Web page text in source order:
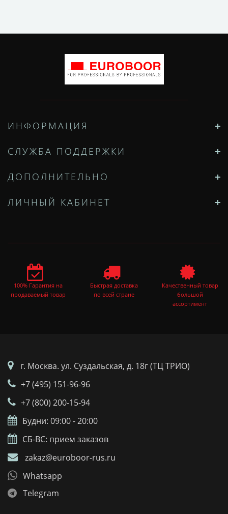
ИНФОРМАЦИЯ
СЛУЖБА ПОДДЕРЖКИ
ДОПОЛНИТЕЛЬНО
ЛИЧНЫЙ КАБИНЕТ
100% Гарантия на
продаваемый товар
Быстрая доставка
по всей стране
Качественный товар
большой
ассортимент
г. Москва. ул. Суздальская, д. 18г (ТЦ ТРИО)
+7 (495) 151-96-96
+7 (800) 200-15-94
Будни: 09:00 - 20:00
СБ-ВС: прием заказов
zakaz@euroboor-rus.ru
Whatsapp
Telegram